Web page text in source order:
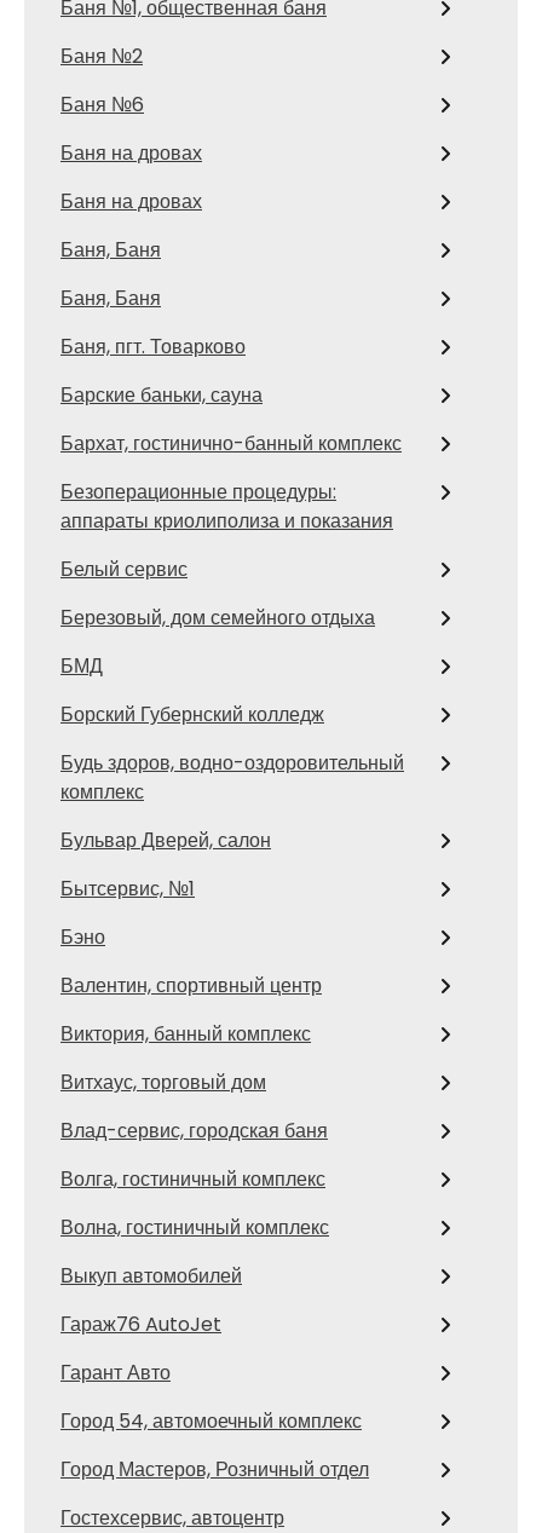
Баня №1, общественная баня
Баня №2
Баня №6
Баня на дровах
Баня на дровах
Баня, Баня
Баня, Баня
Баня, пгт. Товарково
Барские баньки, сауна
Бархат, гостинично-банный комплекс
Безоперационные процедуры:
аппараты криолиполиза и показания
Белый сервис
Березовый, дом семейного отдыха
БМД
Борский Губернский колледж
Будь здоров, водно-оздоровительный
комплекс
Бульвар Дверей, салон
Бытсервис, №1
Бэно
Валентин, спортивный центр
Виктория, банный комплекс
Витхаус, торговый дом
Влад-сервис, городская баня
Волга, гостиничный комплекс
Волна, гостиничный комплекс
Выкуп автомобилей
Гараж76 AutoJet
Гарант Авто
Город 54, автомоечный комплекс
Город Мастеров, Розничный отдел
Гостехсервис, автоцентр